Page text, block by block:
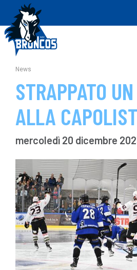
News
STRAPPATO
ALLA
mercoledì 20 dicembre